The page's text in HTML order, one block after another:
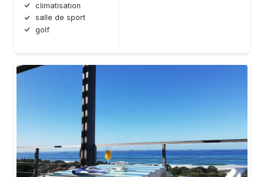
climatisation
salle de sport
golf